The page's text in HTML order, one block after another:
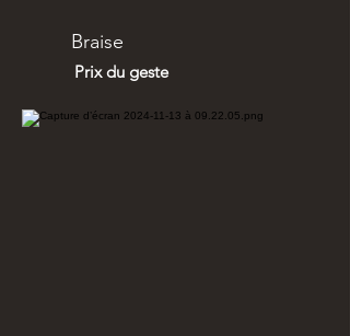
Braise
Prix du geste